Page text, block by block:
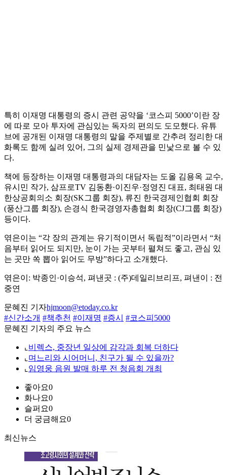
특히 이재명 대통령의 증시 관련 공약을 ‘코스피 5000’이란 장
에 따로 모아 투자에 관심있는 독자의 편의도 도모했다. 유튜
브에 공개된 이재명 대통령의 말을 주제별로 간추려 정리한 대
화록도 함께 실려 있어, 그의 실제 경제관을 민낯으로 볼 수 있
다.
책에 등장하는 이재명 대통령과의 대담자는 도올 김용옥 교수,
유시민 작가, 삼프로TV 김동환·이진우·정영진 대표, 최태원 대
한상공회의소 회장(SK그룹 회장), 류진 한국경제인협회 회장
(풍산그룹 회장), 손경식 한국경영자총협회 회장(CJ그룹 회장)
등이다.
엮은이는 “각 장의 관계는 유기적이면서 독립적”이라면서 “처
음부터 읽어도 되지만, 눈이 가는 곳부터 펼쳐도 좋고, 관심 있
는 곳만 쏙 뽑아 읽어도 무방”하다고 소개했다.
엮은이: 박종인·이승석, 펴낸곳 : (주)데일리브리프, 펴낸이 : 전
중연
문혜진 기자hjmoon@etoday.co.kr
#신간소개 #책추천 #이재명 #증시 #코스피5000
문혜진 기자의 주요 뉴스
⌞ 비렉스, 중장년 일상에 감각과 회복 더하다
⌞ 며느리와 시어머니, 친구가 될 수 있을까?
⌞ 임영웅 음원 발매 하루 전 청음회 개최
좋아요0
화나요0
슬퍼요0
더 궁금해요0
최신뉴스